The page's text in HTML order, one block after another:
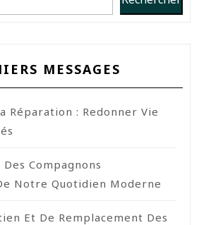
MESSAGES
Réparation : Redonner Vie
Compagnons
Notre Quotidien Moderne
Et De Remplacement Des